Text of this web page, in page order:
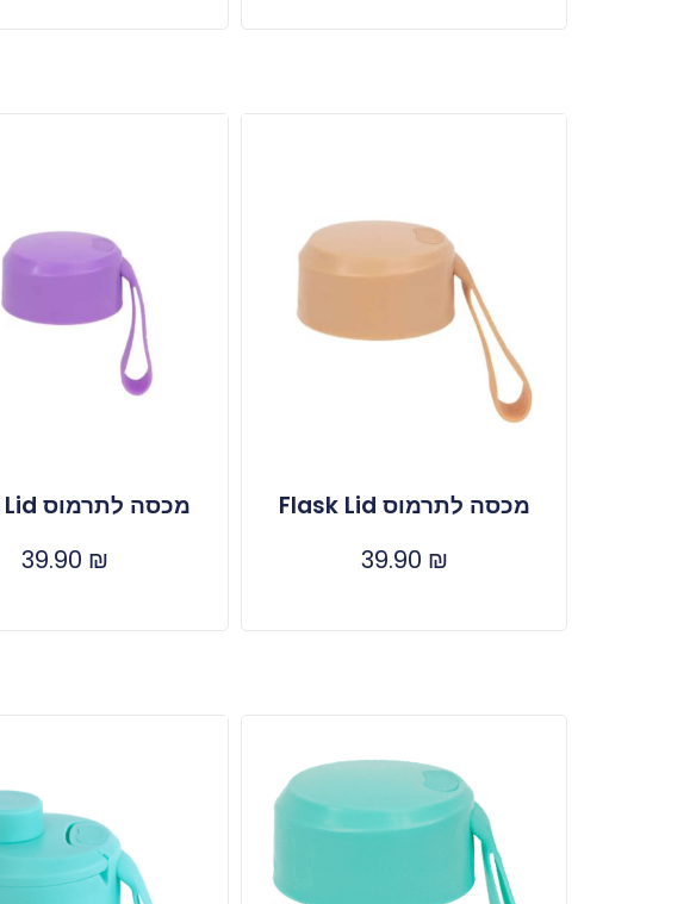
מכסה לתרמוס Flask Lid
39.90 ₪
מכסה לתרמוס Flask Lid
39.90 ₪